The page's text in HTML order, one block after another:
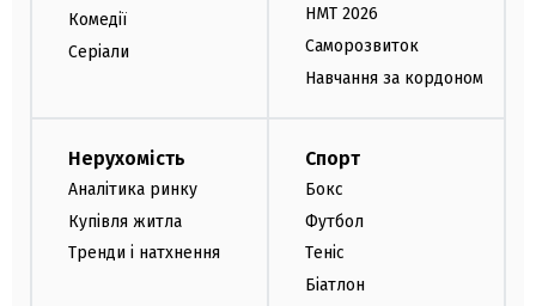
Комедії
Серіали
НМТ 2026
Саморозвиток
Навчання за кордоном
Нерухомість
Аналітика ринку
Купівля житла
Тренди і натхнення
Спорт
Бокс
Футбол
Теніс
Біатлон